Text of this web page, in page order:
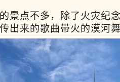
景点不多，除了火灾纪
出来的歌曲带火的漠河